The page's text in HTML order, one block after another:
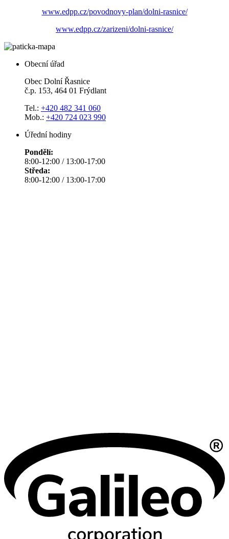
www.edpp.cz/povodnovy-plan/dolni-rasnice/
www.edpp.cz/zarizeni/dolni-rasnice/
Obecní úřad
Obec Dolní Řasnice
č.p. 153, 464 01 Frýdlant
Tel.: +420 482 341 060
Mob.: +420 724 023 990
Úřední hodiny
Pondělí:
8:00-12:00 / 13:00-17:00
Středa:
8:00-12:00 / 13:00-17:00